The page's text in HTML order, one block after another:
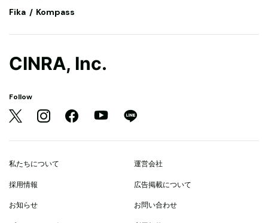
Fika Kompass
CINRA, Inc.
Follow
私たちについて 運営会社
採用情報 広告掲載について
お知らせ お問い合わせ